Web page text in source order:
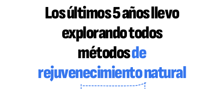
Los últimos 5 años llevo
explorando todos
métodosde
rejuvenecimiento natural